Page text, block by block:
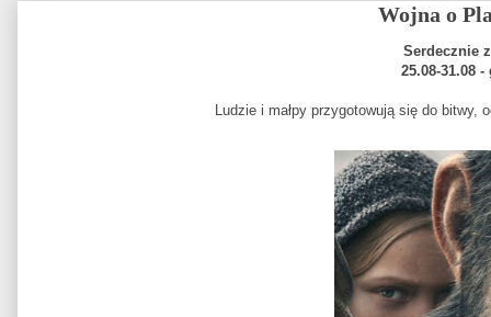
Wojna o
Serdecznie
25.08-31.08 -
Ludzie i małpy przygotowują się do bitwy,